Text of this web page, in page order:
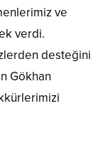
ve
verdi.
desteğini
Gökhan